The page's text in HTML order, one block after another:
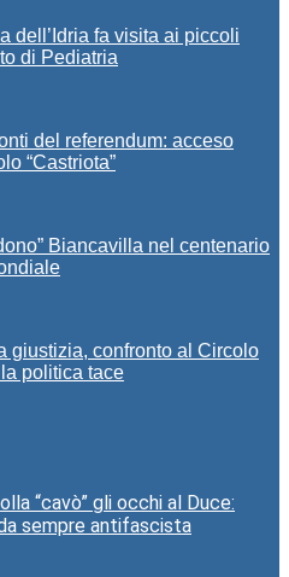
dell’Idria fa visita ai piccoli
di Pediatria
del referendum: acceso
“Castriota”
Biancavilla nel centenario
giustizia, confronto al Circolo
politica tace
“cavò” gli occhi al Duce:
sempre antifascista